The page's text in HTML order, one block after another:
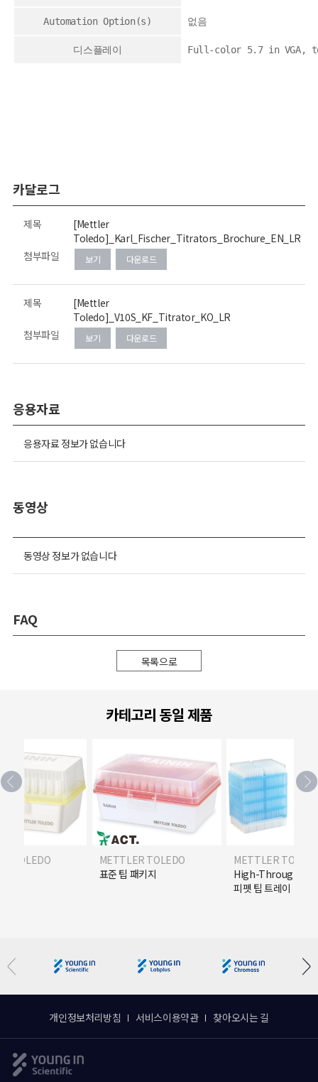
Automation Option(s) 없음
디스플레이 Full-color 5.7 in VGA,
카달로그
제목
[Mettler
Toledo]_Karl_Fischer_Titrators_Brochure_EN_LR
첨부파일
보기 다운로드
제목
[Mettler
Toledo]_V10S_KF_Titrator_KO_LR
첨부파일
보기 다운로드
응용자료
응용자료 정보가 없습니다
동영상
동영상 정보가 없습니다
FAQ
목록으로
카테고리 동일 제품
TOLEDO
METTLER TOLEDO
표준 팁 패키지
METTLER
High-Throughput
피펫 팁 트레이
개인정보처리방침 서비스이용약관 찾아오시는 길